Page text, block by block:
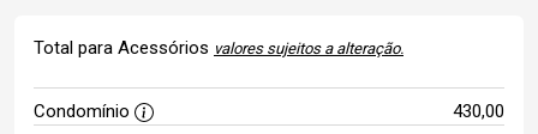
Total para Acessórios valores sujeitos a alteração.
Condomínio 430,00